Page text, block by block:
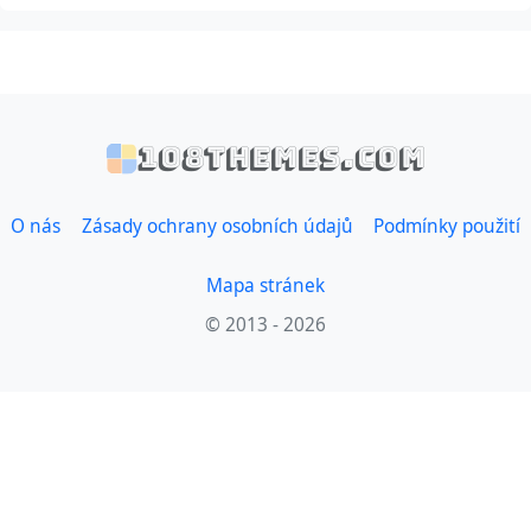
108themes.com
O nás Zásady ochrany osobních údajů Podmínky použití
Mapa stránek
© 2013 - 2026